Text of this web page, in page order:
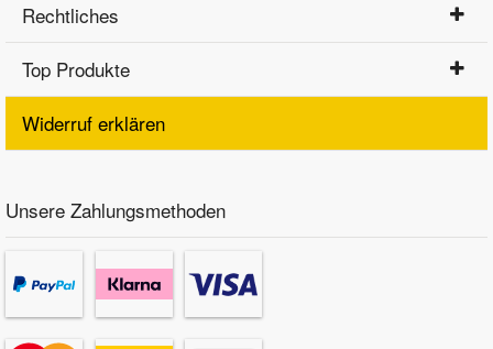
Rechtliches
Top Produkte
Widerruf erklären
Unsere Zahlungsmethoden